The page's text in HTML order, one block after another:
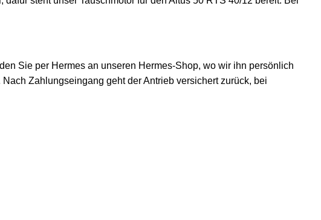
Sie per Hermes an unseren Hermes-Shop, wo wir ihn persönlich
Zahlungseingang geht der Antrieb versichert zurück, bei